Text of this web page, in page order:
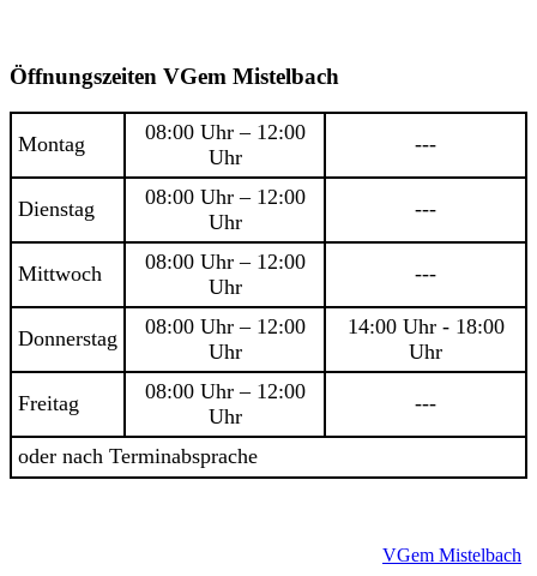
Öffnungszeiten VGem Mistelbach
Montag
08:00 Uhr – 12:00
Uhr
---
Dienstag
08:00 Uhr – 12:00
Uhr
---
Mittwoch
08:00 Uhr – 12:00
Uhr
---
Donnerstag
08:00 Uhr – 12:00
Uhr
14:00 Uhr - 18:00
Uhr
Freitag
08:00 Uhr – 12:00
Uhr
---
oder nach Terminabsprache
VGem Mistelbach